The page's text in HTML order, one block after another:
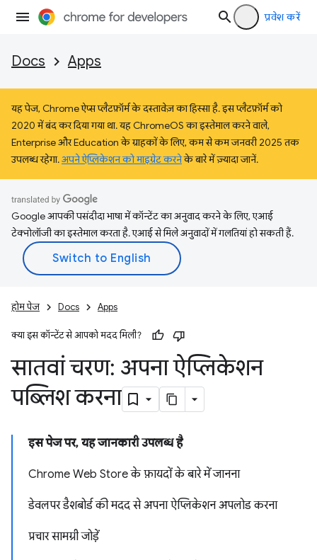
प्रवेश करें
Docs Apps
यह पेज, Chrome ऐप्स प्लैटफ़ॉर्म के दस्तावेज़ का हिस्सा है. इस प्लैटफ़ॉर्म को
2020 में बंद कर दिया गया था. यह ChromeOS का इस्तेमाल करने वाले,
Enterprise और Education के ग्राहकों के लिए, कम से कम जनवरी 2025 तक
उपलब्ध रहेगा.अपने ऐप्लिकेशन को माइग्रेट करनेके बारे में ज़्यादा जानें.
Google आपकी पसंदीदा भाषा में कॉन्टेंट का अनुवाद करने के लिए, एआई
टेक्नोलॉजी का इस्तेमाल करता है. एआई से मिले अनुवादों में गलतियां हो सकती हैं.
होम पेज Docs Apps
क्या इस कॉन्टेंट से आपको मदद मिली?
सातवां चरण: अपना ऐप्लिकेशन
पब्लिश करना
इस पेज पर, यह जानकारी उपलब्ध है
Chrome Web Store के फ़ायदों के बारे में जानना
डेवलपर डैशबोर्ड की मदद से अपना ऐप्लिकेशन अपलोड करना
प्रचार सामग्री जोड़ें